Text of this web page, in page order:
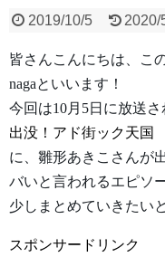
2019/10/5 2020/
皆さんこんにちは、こ
nagaといいます！
今回は10月5日に放送さ
出没！アド街ック天国
に、雛形あきこさんが
バいと言われるエピソ
少しまとめていきたい
スポンサードリンク